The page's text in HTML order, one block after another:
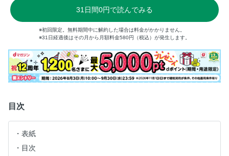
31 日間0円で読んでみる
※初回限定。無料期間中に解約した場合は料金がかかりません。
※31日経過後はその月から月額料金580円（税込）が発生します。
目次
表紙
目次